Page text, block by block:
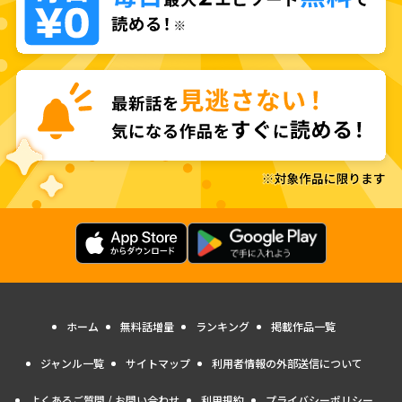
ホーム 無料話増量 ランキング 掲載作品一覧
ジャンル一覧 サイトマップ 利用者情報の外部送信について